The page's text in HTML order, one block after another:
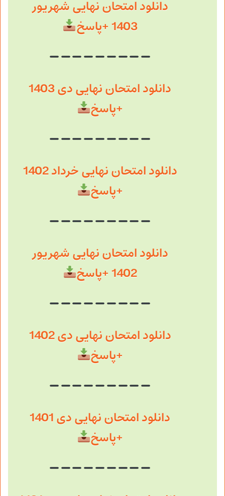
دانلود امتحان نهایی شهریور
1403 +پاسخ
دانلود امتحان نهایی دی 1403
+پاسخ
دانلود امتحان نهایی خرداد 1402
+پاسخ
دانلود امتحان نهایی شهریور
1402 +پاسخ
دانلود امتحان نهایی دی 1402
+پاسخ
دانلود امتحان نهایی دی 1401
+پاسخ